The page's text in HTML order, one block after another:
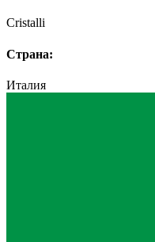
Cristalli
Страна:
Италия